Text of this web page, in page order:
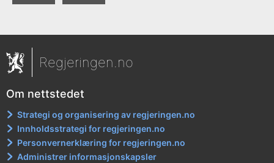
Regjeringen.no
Om nettstedet
Strategi og organisering av regjeringen.no
Innholdsstrategi for regjeringen.no
Personvernerklæring for regjeringen.no
Administrer informasjonskapsler